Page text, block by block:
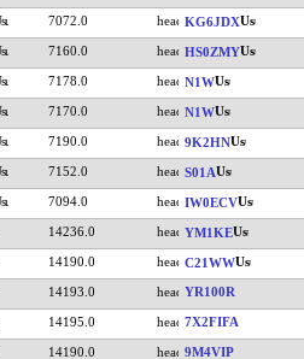
7072.0 KG6JDX
7160.0 HS0ZMY
7178.0 N1W
7170.0 N1W
7190.0 9K2HN
7152.0 S01A
7094.0 IW0ECV
14236.0 YM1KE
14190.0 C21WW
14193.0 YR100R
14195.0 7X2FIFA
14190.0 9M4VIP